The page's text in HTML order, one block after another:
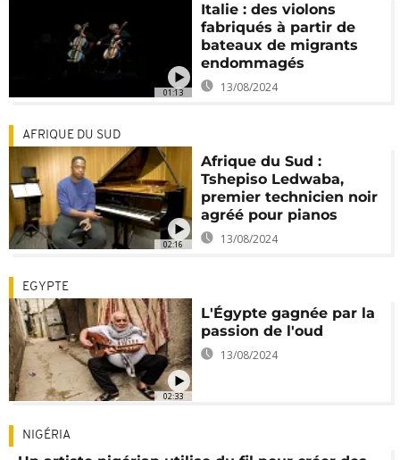
01:13
Italie : des violons
fabriqués à partir de
bateaux de migrants
endommagés
13/08/2024
02:16
AFRIQUE DU SUD
Afrique du Sud :
Tshepiso Ledwaba,
premier technicien noir
agréé pour pianos
13/08/2024
02:33
EGYPTE
L'Égypte gagnée par la
passion de l'oud
13/08/2024
NIGÉRIA